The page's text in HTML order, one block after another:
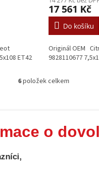
ET42
17 561 Kč
Do košíku
Originál OEM
9828110677
O
á
a
c
6položek celkem
o